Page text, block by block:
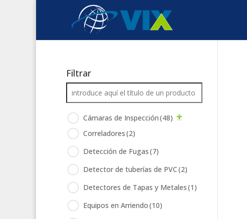
Filtrar
Cámaras de Inspección(48)
Correladores(2)
Detección de Fugas(7)
Detector de tuberías de PVC(2)
Detectores de Tapas y Metales(1)
Equipos en Arriendo(10)